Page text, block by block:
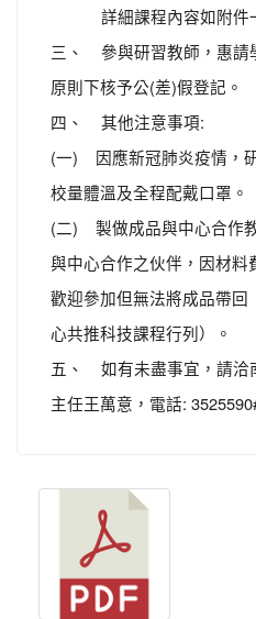
詳細課程內容如附件
三、 參與研習教師，惠請
原則下核予公(差)假登記。
四、 其他注意事項:
(一) 因應新冠肺炎疫情，
校量體溫及全程配戴口罩。
(二) 製做成品與中心合作
與中心合作之伙伴，因材料
歡迎參加但無法將成品帶回
心共推科技課程行列）。
五、 如有未盡事宜，請洽
主任王萬意，電話: